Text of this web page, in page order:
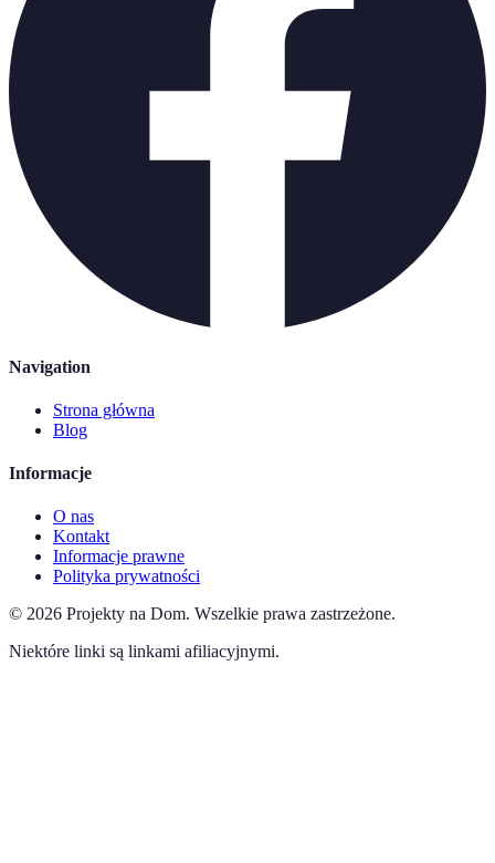
Navigation
Strona główna
Blog
Informacje
O nas
Kontakt
Informacje prawne
Polityka prywatności
© 2026 Projekty na Dom. Wszelkie prawa zastrzeżone.
Niektóre linki są linkami afiliacyjnymi.